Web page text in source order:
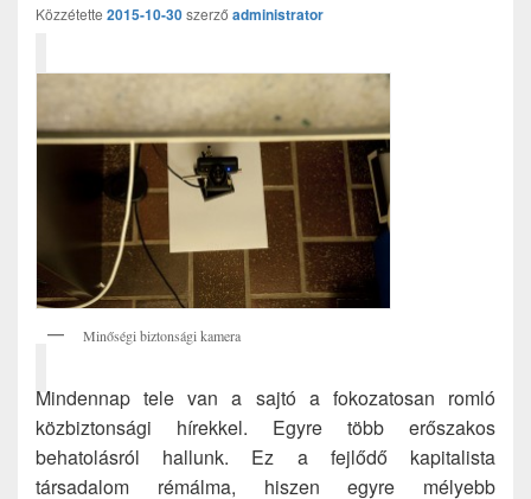
Közzétette 2015-10-30szerző administrator
Minőségi biztonsági kamera
Mindennap tele van a sajtó a fokozatosan romló
közbiztonsági hírekkel. Egyre több erőszakos
behatolásról hallunk. Ez a fejlődő kapitalista
társadalom rémálma, hiszen egyre mélyebb